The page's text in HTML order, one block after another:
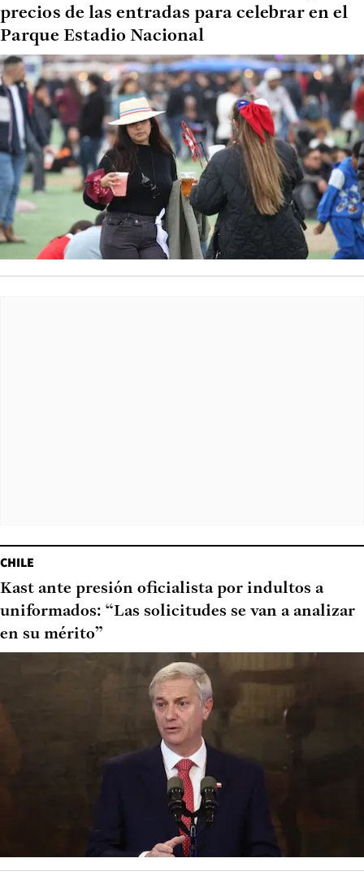
precios de las entradas para celebrar en el
Parque Estadio Nacional
CHILE
Kast ante presión oficialista por indultos a
uniformados: “Las solicitudes se van a analizar
en su mérito”